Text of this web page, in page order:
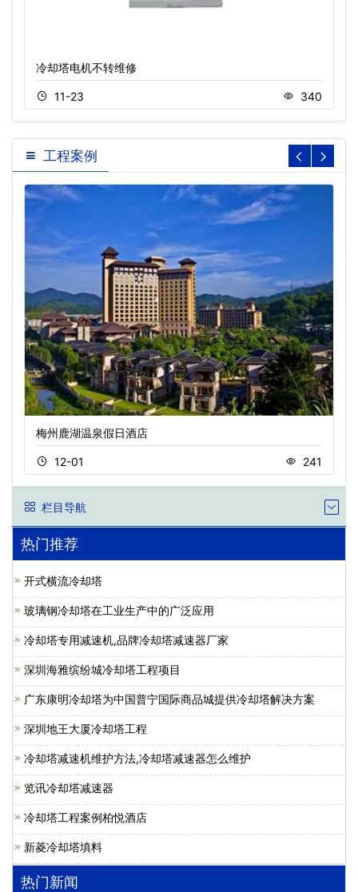
冷却塔电机不转维修
11-23 340
工程案例
梅州鹿湖温泉假日酒店
12-01 241
栏目导航
热门推荐
开式横流冷却塔
玻璃钢冷却塔在工业生产中的广泛应用
冷却塔专用减速机,品牌冷却塔减速器厂家
深圳海雅缤纷城冷却塔工程项目
广东康明冷却塔为中国普宁国际商品城提供冷却塔解决方案
深圳地王大厦冷却塔工程
冷却塔减速机维护方法,冷却塔减速器怎么维护
览讯冷却塔减速器
冷却塔工程案例柏悦酒店
新菱冷却塔填料
热门新闻